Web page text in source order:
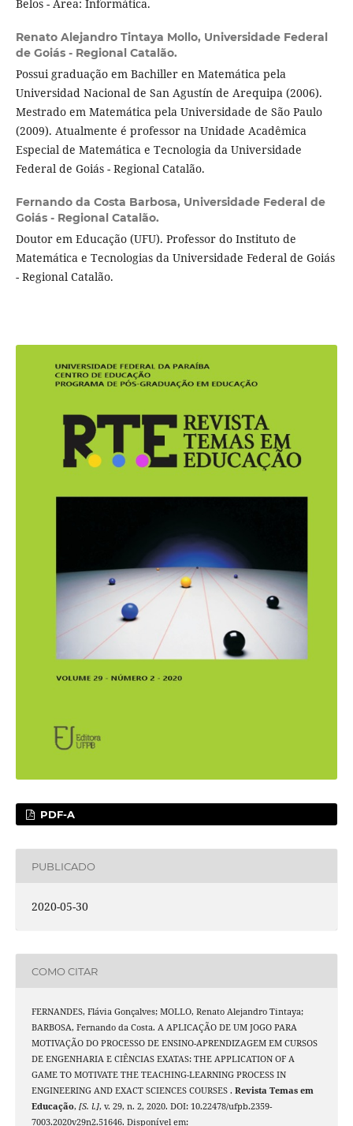
Belos - Área: Informática.
Renato Alejandro Tintaya Mollo, Universidade Federal
de Goiás - Regional Catalão.
Possui graduação em Bachiller en Matemática pela
Universidad Nacional de San Agustín de Arequipa (2006).
Mestrado em Matemática pela Universidade de São Paulo
(2009). Atualmente é professor na Unidade Acadêmica
Especial de Matemática e Tecnologia da Universidade
Federal de Goiás - Regional Catalão.
Fernando da Costa Barbosa, Universidade Federal de
Goiás - Regional Catalão.
Doutor em Educação (UFU). Professor do Instituto de
Matemática e Tecnologias da Universidade Federal de Goiás
- Regional Catalão.
PDF-A
PUBLICADO
2020-05-30
COMO CITAR
FERNANDES, Flávia Gonçalves; MOLLO, Renato Alejandro Tintaya;
BARBOSA, Fernando da Costa. A APLICAÇÃO DE UM JOGO PARA
MOTIVAÇÃO DO PROCESSO DE ENSINO-APRENDIZAGEM EM CURSOS
DE ENGENHARIA E CIÊNCIAS EXATAS: THE APPLICATION OF A
GAME TO MOTIVATE THE TEACHING-LEARNING PROCESS IN
ENGINEERING AND EXACT SCIENCES COURSES . Revista Temas em
Educação, [S. l.], v. 29, n. 2, 2020. DOI: 10.22478/ufpb.2359-
7003.2020v29n2.51646. Disponível em: